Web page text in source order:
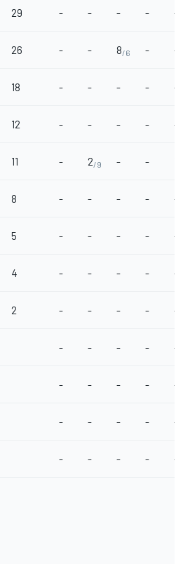
29 - - - - -
26 - - 8/6 - -
18 - - - - -
12 - - - - -
11 - 2/9 - -
8 - - - - -
5 - - - - -
4 - - - - -
2 - - - - -
- - - - -
- - - - -
- - - - -
- - - - -